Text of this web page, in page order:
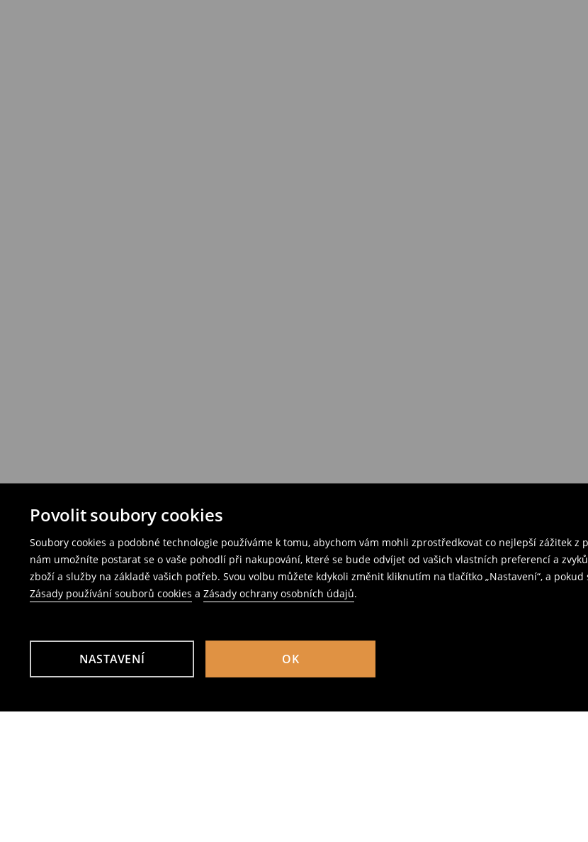
Povolit soubory cookies
Soubory cookies a podobné technologie používáme k tomu, abychom vám mohli zprostředkovat co nejlepší zážitek
nám umožníte postarat se o vaše pohodlí při nakupování, které se bude odvíjet od vašich vlastních preferencí a
zboží a služby na základě vašich potřeb. Svou volbu můžete kdykoli změnit kliknutím na tlačítko „Nastavení“, a
Zásady používání souborů cookies a Zásady ochrany osobních údajů.
NASTAVENÍ OK